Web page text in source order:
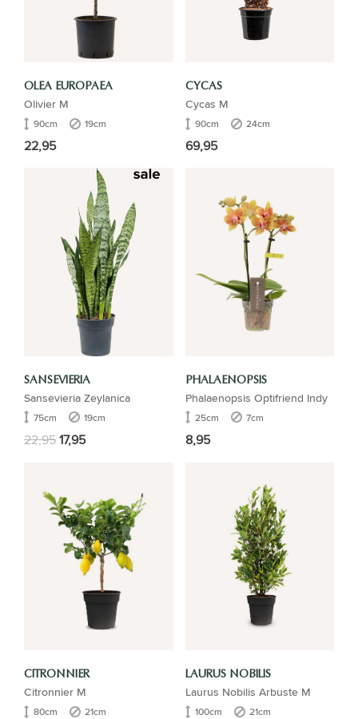
OLEA EUROPAEA
Olivier M
90cm 19cm
22,95
CYCAS
Cycas M
90cm 24cm
69,95
SANSEVIERIA
Sansevieria Zeylanica
75cm 19cm
22,9517,95
PHALAENOPSIS
Phalaenopsis Optifriend Indy
25cm 7cm
8,95
CITRONNIER
Citronnier M
80cm 21cm
LAURUS NOBILIS
Laurus Nobilis Arbuste M
100cm 21cm